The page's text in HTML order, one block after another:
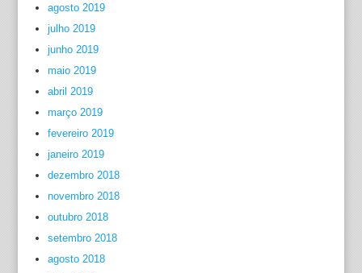
agosto 2019
julho 2019
junho 2019
maio 2019
abril 2019
março 2019
fevereiro 2019
janeiro 2019
dezembro 2018
novembro 2018
outubro 2018
setembro 2018
agosto 2018